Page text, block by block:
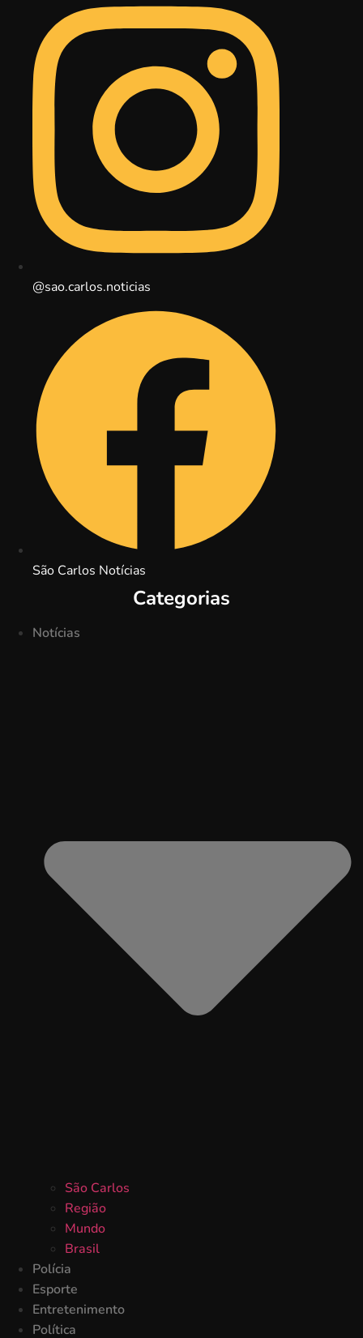
@sao.carlos.noticias
São Carlos Notícias
Categorias
Notícias
São Carlos
Região
Mundo
Brasil
Polícia
Esporte
Entretenimento
Política